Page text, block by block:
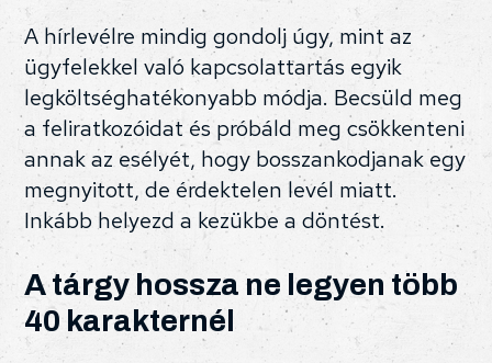
A hírlevélre mindig gondolj úgy, mint az
ügyfelekkel való kapcsolattartás egyik
legköltséghatékonyabb módja. Becsüld meg
a feliratkozóidat és próbáld meg csökkenteni
annak az esélyét, hogy bosszankodjanak egy
megnyitott, de érdektelen levél miatt.
Inkább helyezd a kezükbe a döntést.
A tárgy hossza ne legyen több
40 karakternél